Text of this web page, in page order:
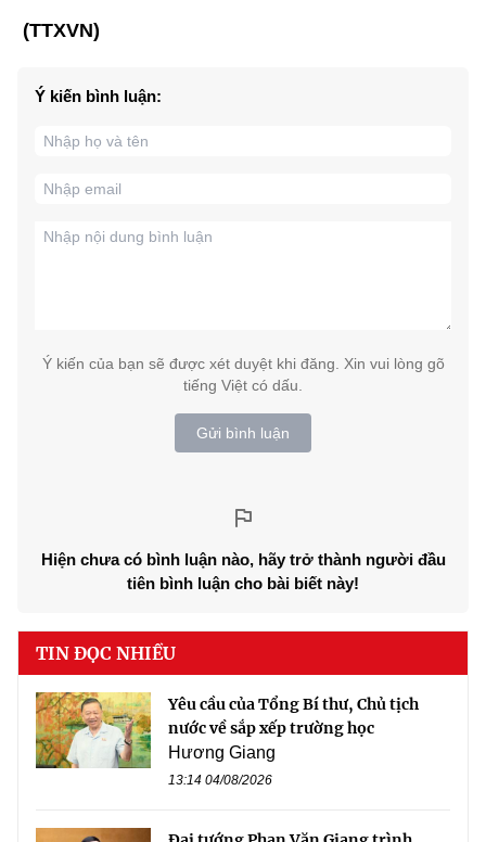
(TTXVN)
Ý kiến bình luận:
Ý kiến của bạn sẽ được xét duyệt khi đăng. Xin vui lòng gõ
tiếng Việt có dấu.
Gửi bình luận
Hiện chưa có bình luận nào, hãy trở thành người đầu
tiên bình luận cho bài biết này!
TIN ĐỌC NHIỀU
Yêu cầu của Tổng Bí thư, Chủ tịch
nước về sắp xếp trường học
Hương Giang
13:14 04/08/2026